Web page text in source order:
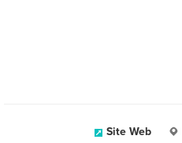
Site Web